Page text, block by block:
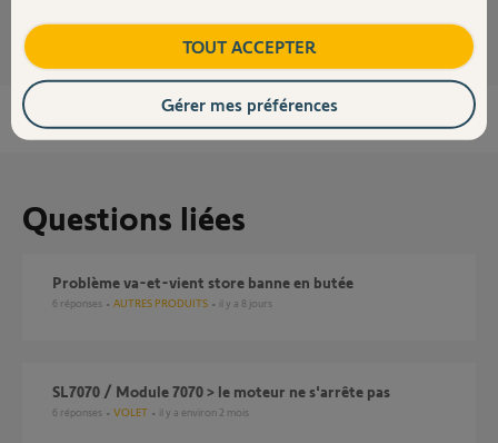
Questions liées
Problème va-et-vient store banne en butée
6 réponses AUTRES PRODUITS il y a 8 jours
SL7070 / Module 7070 > le moteur ne s'arrête pas
6 réponses VOLET il y a environ 2 mois
TOUT ACCEPTER
Gérer mes préférences